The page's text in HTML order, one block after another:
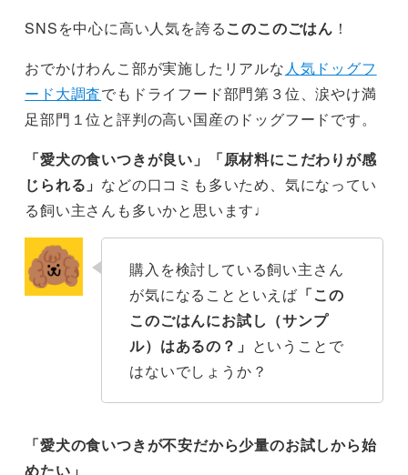
SNSを中心に高い人気を誇るこのこのごはん ！
おでかけわんこ部が実施したリアルな人気ドッグフ
ード大調査でもドライフード部門第３位、涙やけ満
足部門１位と評判の高い国産のドッグフードです。
「愛犬の食いつきが良い」「原材料にこだわりが感
じられる」 などの口コミも多いため、気になってい
る飼い主さんも多いかと思います♩
購入を検討している飼い主さん
が気になることといえば 「この
このごはんにお試し（サンプ
ル）はあるの？」 ということで
はないでしょうか？
「愛犬の食いつきが不安だから少量のお試しから始
めたい」